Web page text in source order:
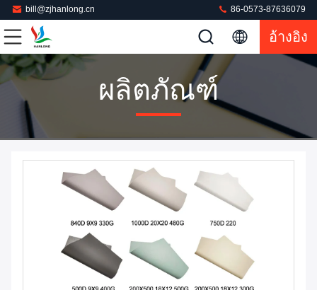
bill@zjhanlong.cn 86-0573-87636079
อ้างอิง
ผลิตภัณฑ์